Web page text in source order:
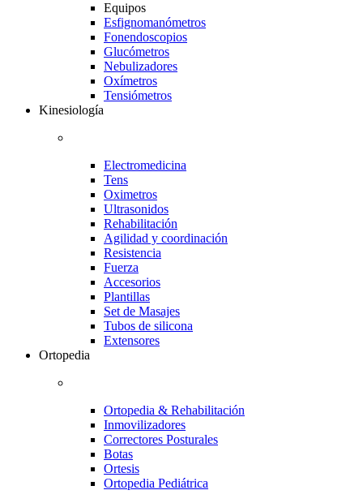
Equipos
Esfignomanómetros
Fonendoscopios
Glucómetros
Nebulizadores
Oxímetros
Tensiómetros
Kinesiología
Electromedicina
Tens
Oximetros
Ultrasonidos
Rehabilitación
Agilidad y coordinación
Resistencia
Fuerza
Accesorios
Plantillas
Set de Masajes
Tubos de silicona
Extensores
Ortopedia
Ortopedia & Rehabilitación
Inmovilizadores
Correctores Posturales
Botas
Ortesis
Ortopedia Pediátrica